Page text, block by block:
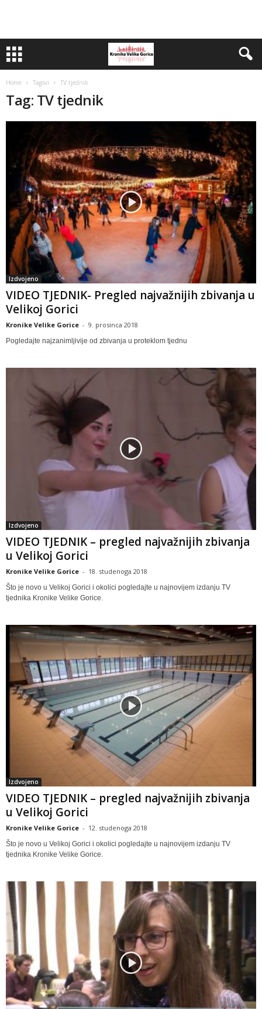
Home Tagovi TV tjednik
Tag: TV tjednik
Izdvojeno
VIDEO TJEDNIK- Pregled najvažnijih zbivanja u
Velikoj Gorici
Kronike Velike Gorice - 9. prosinca 2018
Pogledajte najzanimljivije od zbivanja u proteklom tjednu
Izdvojeno
VIDEO TJEDNIK – pregled najvažnijih zbivanja
u Velikoj Gorici
Kronike Velike Gorice - 18. studenoga 2018
Što je novo u Velikoj Gorici i okolici pogledajte u najnovijem izdanju TV
tjednika Kronike Velike Gorice.
Izdvojeno
VIDEO TJEDNIK – pregled najvažnijih zbivanja
u Velikoj Gorici
Kronike Velike Gorice - 12. studenoga 2018
Što je novo u Velikoj Gorici i okolici pogledajte u najnovijem izdanju TV
tjednika Kronike Velike Gorice.